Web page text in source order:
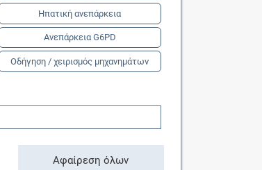
Ηπατική ανεπάρκεια
Ανεπάρκεια G6PD
Οδήγηση / χειρισμός μηχανημάτων
Αφαίρεση όλων